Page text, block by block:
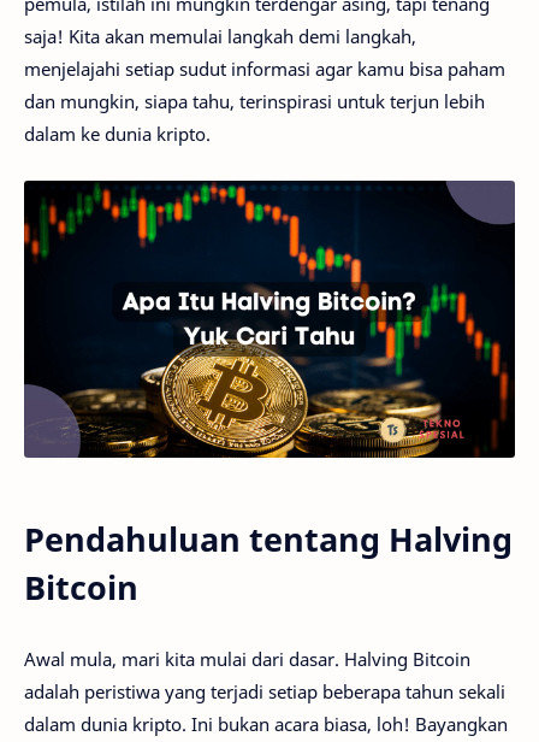
saja! Kita akan memulai langkah demi langkah,
menjelajahi setiap sudut informasi agar kamu bisa paham
dan mungkin, siapa tahu, terinspirasi untuk terjun lebih
dalam ke dunia kripto.
Pendahuluan tentang Halving
Bitcoin
Awal mula, mari kita mulai dari dasar. Halving Bitcoin
adalah peristiwa yang terjadi setiap beberapa tahun sekali
dalam dunia kripto. Ini bukan acara biasa, loh! Bayangkan